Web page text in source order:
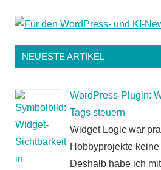
NEUESTE ARTIKEL
WordPress-Plugin:
Tags steuern
Widget Logic war
Hobbyprojekte
Deshalb habe ich